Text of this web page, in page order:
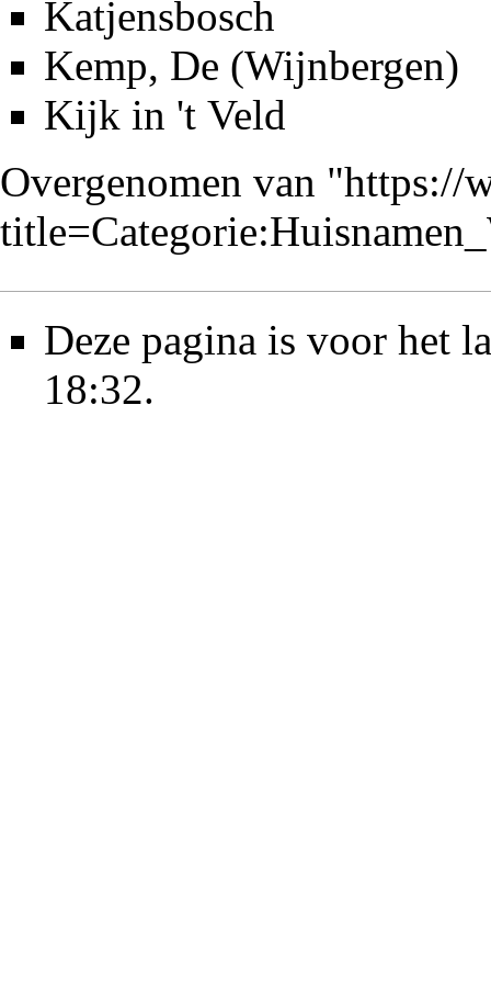
Katjensbosch
Kemp, De (Wijnbergen)
Kijk in 't Veld
Overgenomen van "https://
Deze pagina is voor het
18:32.